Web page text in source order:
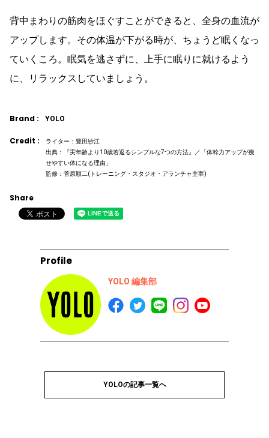
背中まわりの筋肉をほぐすことができると、全身の血流が
アップします。その体温が下がる時が、ちょうど眠くなっ
ていくころ。眠気を逃さずに、上手に眠りに就けるよう
に、リラックスしていましょう。
Brand : YOLO
Credit :
ライター：豊田紗江
出典：『実年齢より10歳若返るシンプルな7つの方法』／「体幹力アップが痩
せやすい体になる理由」
監修：菅原順二(トレーニング・スタジオ・アランチャ主宰)
Share
Profile
YOLO 編集部
YOLOの記事一覧へ